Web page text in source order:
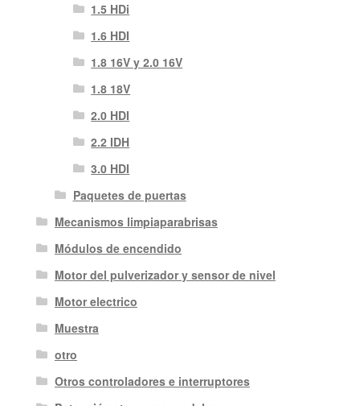
1.5 HDi
1.6 HDI
1.8 16V y 2.0 16V
1.8 18V
2.0 HDI
2.2 IDH
3.0 HDI
Paquetes de puertas
Mecanismos limpiaparabrisas
Módulos de encendido
Motor del pulverizador y sensor de nivel
Motor electrico
Muestra
otro
Otros controladores e interruptores